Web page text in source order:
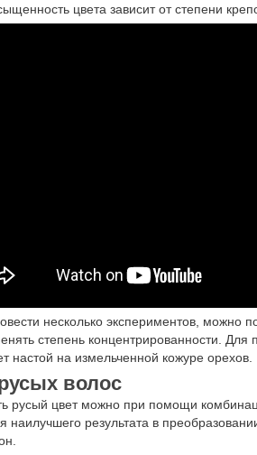
цвета зависит от степени
несколько экспериментов, можно
степень концентрированности.
настой на измельченной кожуре орехов.
волос
русый цвет можно при помощи
наилучшего результата в